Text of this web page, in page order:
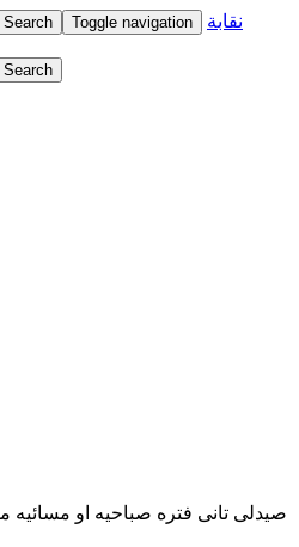
Toggle navigation
نقابة
صيدلى تانى فتره صباحيه او مسائيه